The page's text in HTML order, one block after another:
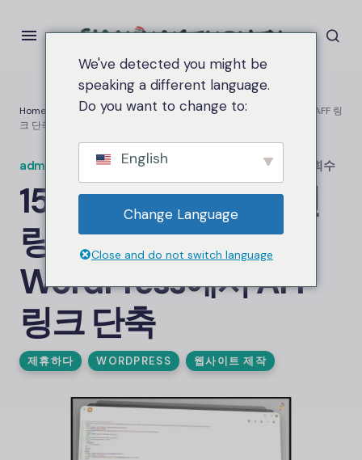
Home
15개의 무료 플러그인 링크 관리 링크 삽입 WordPress에서 AFF 링
크 단축
admin.siammakemoneyon 1.8케이 조회수
15개의 무료 플러그인
링크 관리 링크 삽입
WordPress에서 AFF
링크 단축
제휴하다 WORDPRESS 웹사이트 제작
We've detected you might be
speaking a different language.
Do you want to change to:
English
Change Language
Close and do not switch language